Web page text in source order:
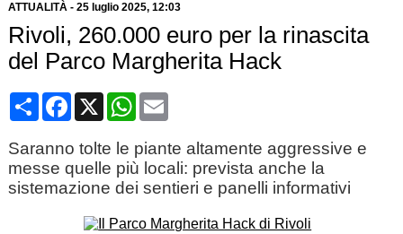
ATTUALITÀ- 25 luglio 2025, 12:03
Rivoli, 260.000 euro per la rinascita
del Parco Margherita Hack
CondividiFacebook
X WhatsApp
Email
Saranno tolte le piante altamente aggressive e
messe quelle più locali: prevista anche la
sistemazione dei sentieri e panelli informativi